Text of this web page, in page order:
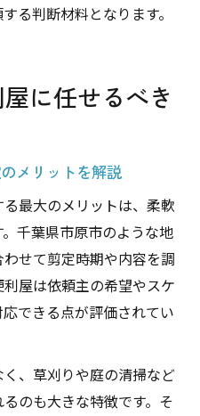
る判断材料となります。
に任せるべき
メリットを解説
最大のメリットは、柔軟
千葉県市原市のような地
せて剪定時期や内容を調
屋は依頼主の希望やスケ
できる点が評価されてい
、草刈りや庭の清掃など
のも大きな特徴です。そ